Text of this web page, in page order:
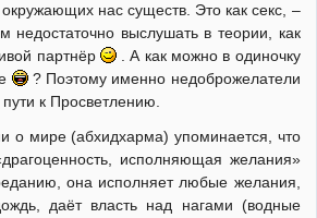
нас существ. Это как секс, –
недостаточно выслушать в теории, как
партнёр
. А как можно в одиночку
? Поэтому именно недоброжелатели
к Просветлению.
о мире (абхидхарма) упоминается, что
исполняющая желания»
она исполняет любые желания,
даёт власть над нагами (водные